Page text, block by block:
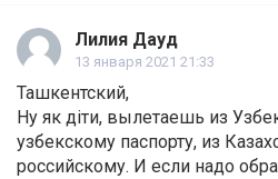
Лилия Дауд
13 января 2021 21:33
Ташкентский,
Ну як дiти, вылетаешь из
узбекскому паспорту, из
российскому. И если надо